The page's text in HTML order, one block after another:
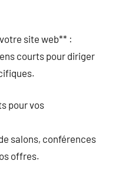
site web** :
courts pour diriger
pour vos
salons, conférences
offres.